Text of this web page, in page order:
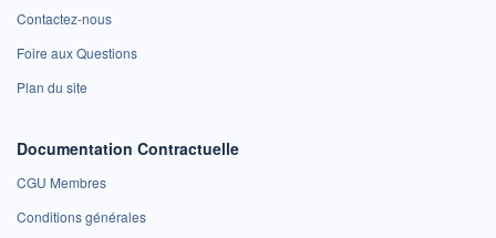
Contactez-nous
Foire aux Questions
Plan du site
Documentation Contractuelle
CGU Membres
Conditions générales